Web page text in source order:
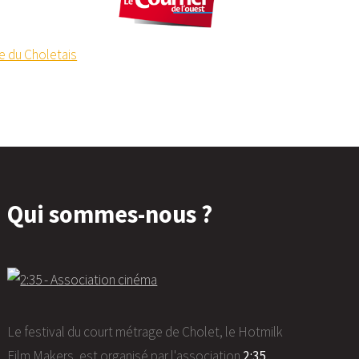
Qui sommes-nous ?
Le festival du court métrage de Cholet, le Hotmilk